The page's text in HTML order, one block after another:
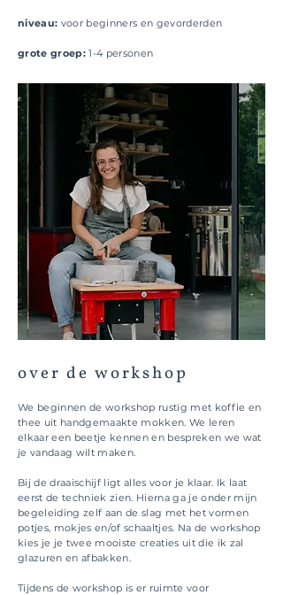
niveau: voor beginners en gevorderden
grote groep:1-4 personen
over de workshop
We beginnen de workshop rustig met koffie en
thee uit handgemaakte mokken. We leren
elkaar een beetje kennen en bespreken we wat
je vandaag wilt maken.
Bij de draaischijf ligt alles voor je klaar. Ik laat
eerst de techniek zien. Hierna ga je onder mijn
begeleiding zelf aan de slag met het vormen
potjes, mokjes en/of schaaltjes. Na de workshop
kies je je twee mooiste creaties uit die ik zal
glazuren en afbakken.
Tijdens de workshop is er ruimte voor